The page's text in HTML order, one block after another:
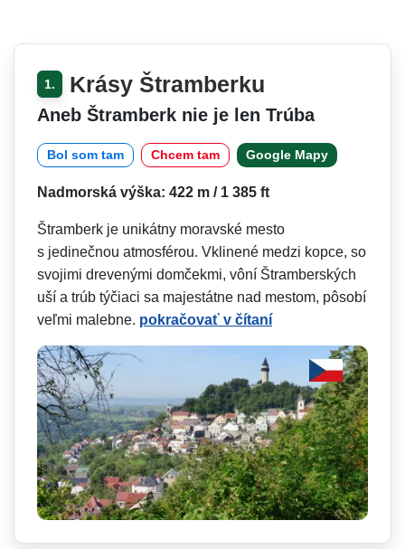
1. Krásy Štramberku
Aneb Štramberk nie je len Trúba
Bol som tam Chcem tam Google Mapy
Nadmorská výška: 422 m / 1 385 ft
Štramberk je unikátny moravské mesto
s jedinečnou atmosférou. Vklinené medzi kopce, so
svojimi drevenými domčekmi, vôní Štramberských
uší a trúb týčiaci sa majestátne nad mestom, pôsobí
veľmi malebne. pokračovať v čítaní